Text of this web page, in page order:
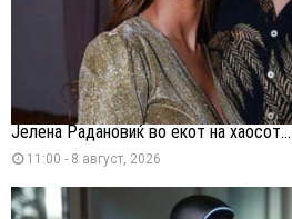
Јелена Радановиќ во екот на хаосот...
11:00 - 8 август, 2026